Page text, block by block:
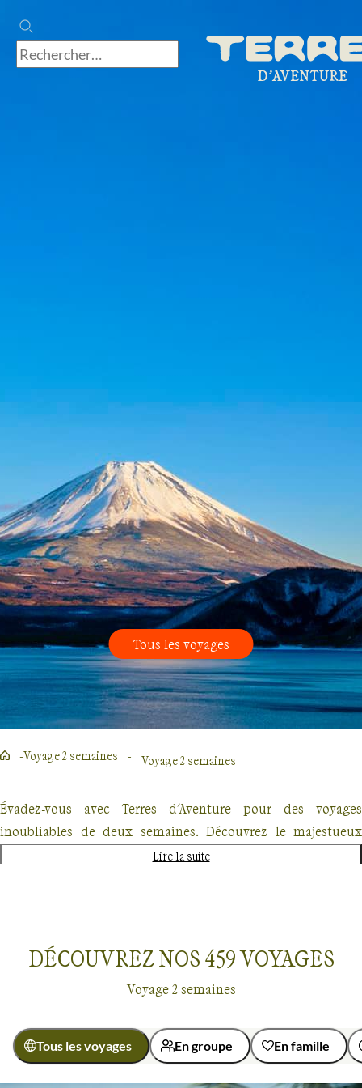
Voyage 2 semaines
Tous les voyages
Voyage 2 semaines Voyage 2 semaines
Évadez-vous avec Terres d'Aventure pour des voyages
inoubliables de deux semaines. Découvrez le majestueux
Kilimandjaro, explorez les forêts enneigées du Québec en
Nos voyages, conçus pour les passionnés de nature et
d'aventure offrent un dépaysement total mais également une
approche éco-responsable.
Lire la suite
DÉCOUVREZ NOS 459VOYAGES
Voyage 2 semaines
Tous les voyages En groupe En famille